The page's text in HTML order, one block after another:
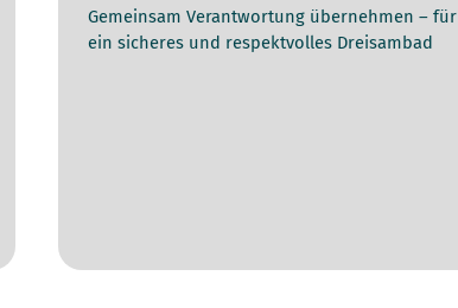
Gemeinsam Verantwortung übernehmen – für
ein sicheres und respektvolles Dreisambad